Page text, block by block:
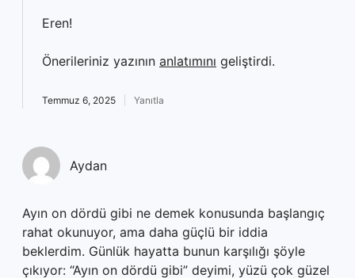
Eren!
Önerileriniz yazının anlatımını geliştirdi.
Temmuz 6, 2025 Yanıtla
Aydan
Ayın on dördü gibi ne demek konusunda başlangıç
rahat okunuyor, ama daha güçlü bir iddia
beklerdim. Günlük hayatta bunun karşılığı şöyle
çıkıyor: “Ayın on dördü gibi” deyimi, yüzü çok güzel